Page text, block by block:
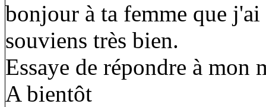
bonjour à ta femme que
souviens très bien.
Essaye de répondre à mon
A bientôt